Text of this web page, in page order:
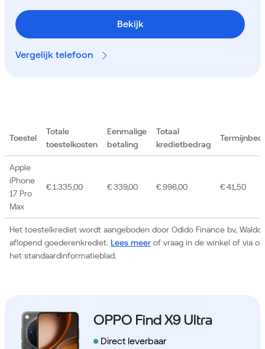
Bekijk
Vergelijk telefoon
Toestel
Totale
toestelkosten
Eenmalige
betaling
Totaal
kredietbedrag
Het toestelkrediet wordt aangeboden door Odido Finance bv,
aflopend goederenkrediet. Lees meer of vraag in de winkel of via
het standaardinformatieblad.
Apple
iPhone
17 Pro
Max
€ 1.335,00 € 339,00 € 996,00 € 41,50
OPPO Find X9 Ultra
Direct leverbaar